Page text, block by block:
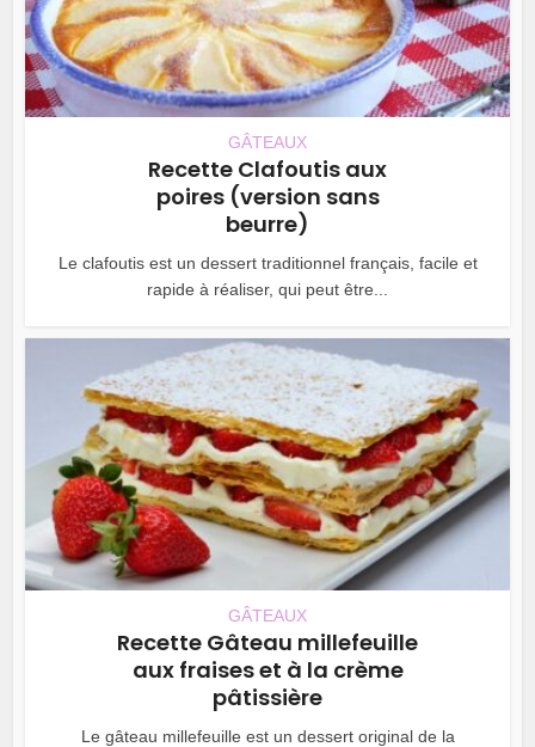
GÂTEAUX
Recette Clafoutis aux
poires (version sans
beurre)
Le clafoutis est un dessert traditionnel français, facile et
rapide à réaliser, qui peut être...
GÂTEAUX
Recette Gâteau millefeuille
aux fraises et à la crème
pâtissière
Le gâteau millefeuille est un dessert original de la